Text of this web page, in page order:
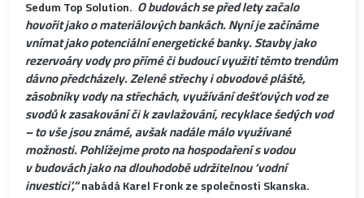
Sedum Top Solution.„O budovách se před lety začalo
hovořit jako o materiálových bankách. Nyní je začínáme
vnímat jako potenciální energetické banky. Stavby jako
rezervoáry vody pro přímé či budoucí využití těmto trendům
dávno předcházely. Zelené střechy i obvodové pláště,
zásobníky vody na střechách, využívání dešťových vod ze
svodů k zasakování či k zavlažování, recyklace šedých vod
– to vše jsou známé, avšak nadále málo využívané
možnosti. Pohlížejme proto na hospodaření s vodou
v budovách jako na dlouhodobě udržitelnou ‘vodní
investici’,“nabádá Karel Fronk ze společnosti Skanska.